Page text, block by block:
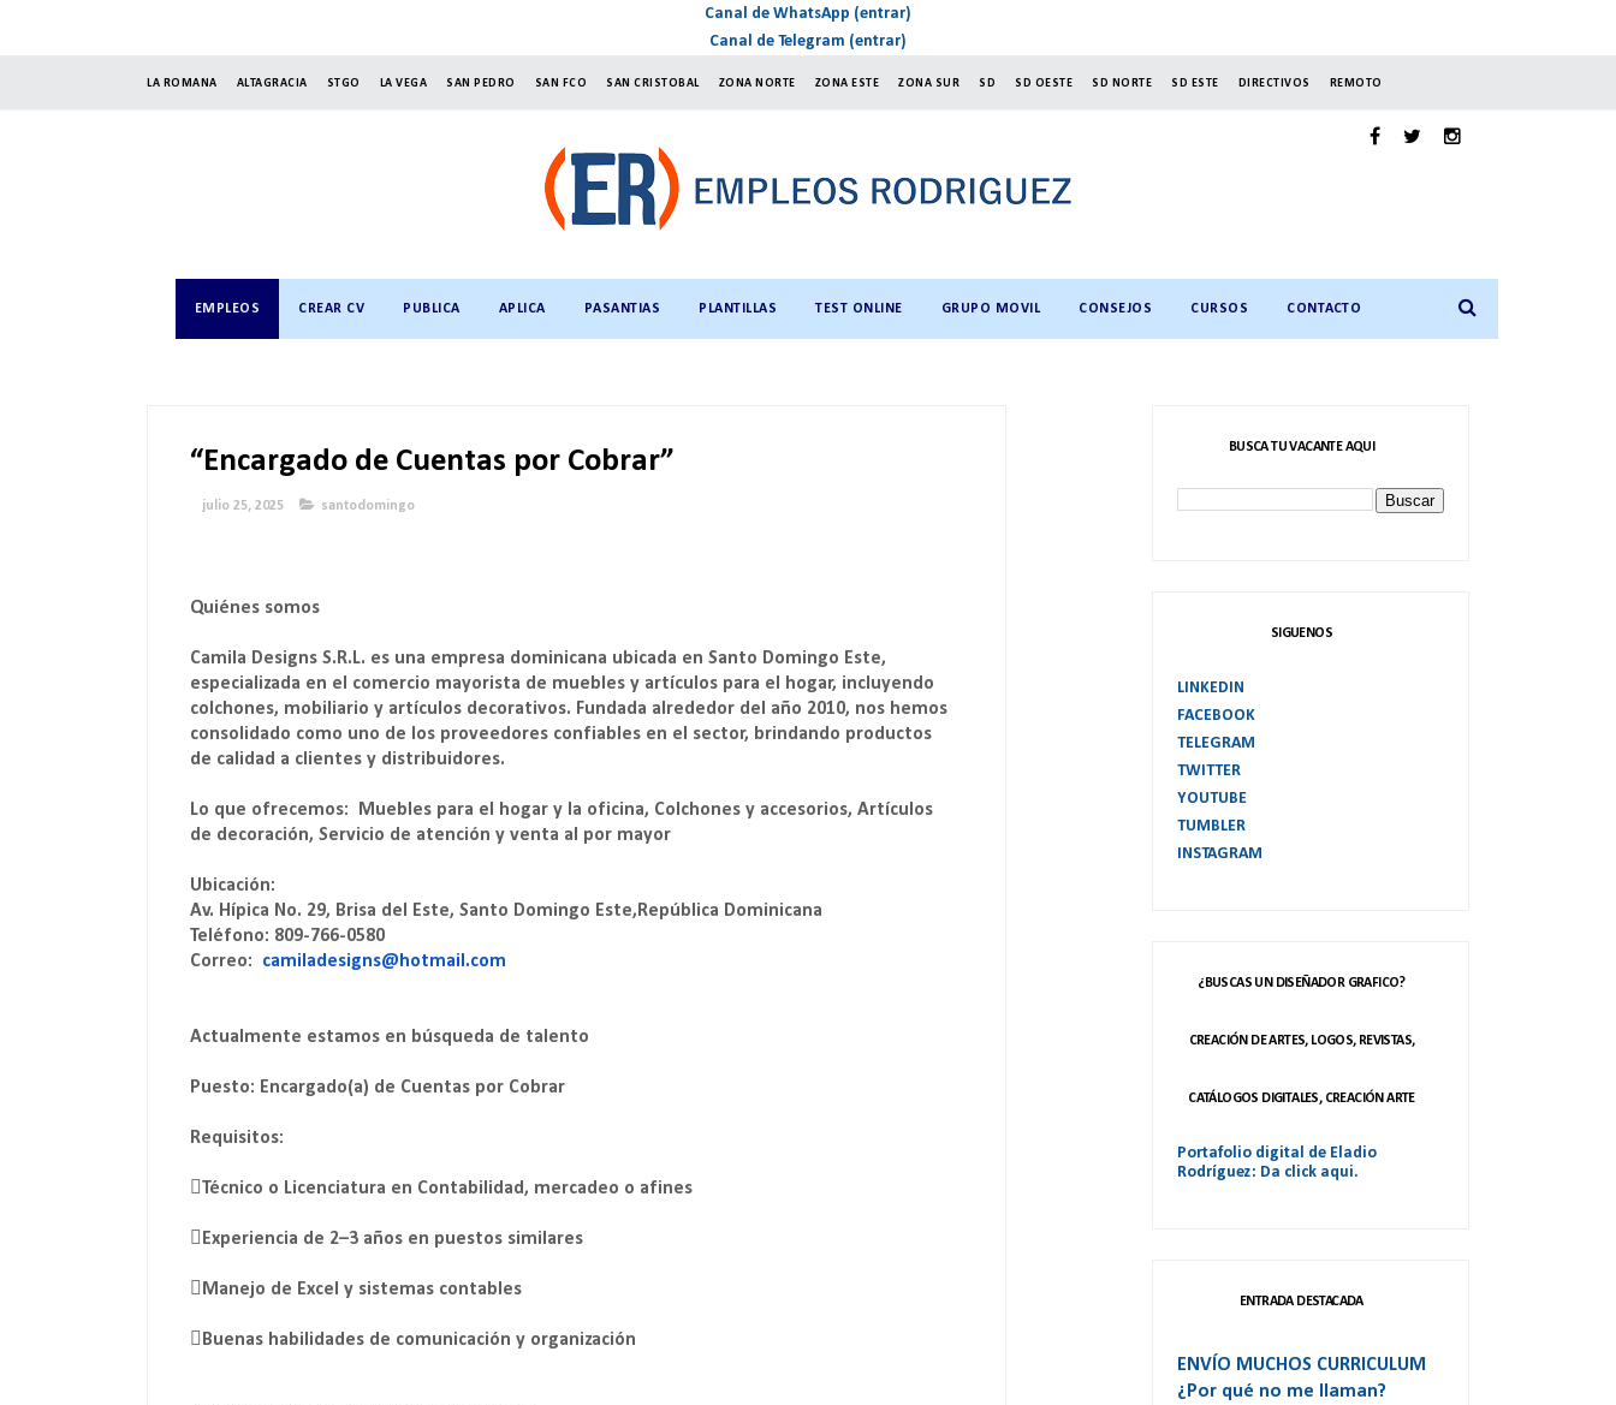
Canal de WhatsApp (entrar)
Canal de Telegram (entrar)
LA ROMANA ALTAGRACIA STGO LA VEGA SAN PEDRO SAN FCO SAN CRISTOBAL ZONA NORTE ZONA ESTE ZONA SUR SD SD OESTE SD NORTE SD ESTE DIRECTIVOS REMOTO
EMPLEOS CREAR CV PUBLICA APLICA PASANTIAS PLANTILLAS TEST ONLINE GRUPO MOVIL CONSEJOS CURSOS CONTACTO
“Encargado de Cuentas por Cobrar”
julio 25, 2025 santodomingo
Quiénes somos
Camila Designs S.R.L. es una empresa dominicana ubicada en Santo Domingo Este,
especializada en el comercio mayorista de muebles y artículos para el hogar, incluyendo
colchones, mobiliario y artículos decorativos. Fundada alrededor del año 2010, nos hemos
consolidado como uno de los proveedores confiables en el sector, brindando productos
de calidad a clientes y distribuidores.
Lo que ofrecemos: Muebles para el hogar y la oficina, Colchones y accesorios, Artículos
de decoración, Servicio de atención y venta al por mayor
Ubicación:
Av. Hípica No. 29, Brisa del Este, Santo Domingo Este,República Dominicana
Teléfono: 809-766-0580
Correo: camiladesigns@hotmail.com
Actualmente estamos en búsqueda de talento
Puesto: Encargado(a) de Cuentas por Cobrar
Requisitos:
Técnico o Licenciatura en Contabilidad, mercadeo o afines
Experiencia de 2–3 años en puestos similares
Manejo de Excel y sistemas contables
Buenas habilidades de comunicación y organización
BUSCA TU VACANTE AQUI
SIGUENOS
LINKEDIN
FACEBOOK
TELEGRAM
TWITTER
YOUTUBE
TUMBLER
INSTAGRAM
¿BUSCAS UN DISEÑADOR GRAFICO?
CREACIÓN DE ARTES, LOGOS, REVISTAS,
CATÁLOGOS DIGITALES, CREACIÓN ARTE
Portafolio digital de Eladio
Rodríguez: Da click aqui.
ENTRADA DESTACADA
ENVÍO MUCHOS CURRICULUM
¿Por qué no me llaman?